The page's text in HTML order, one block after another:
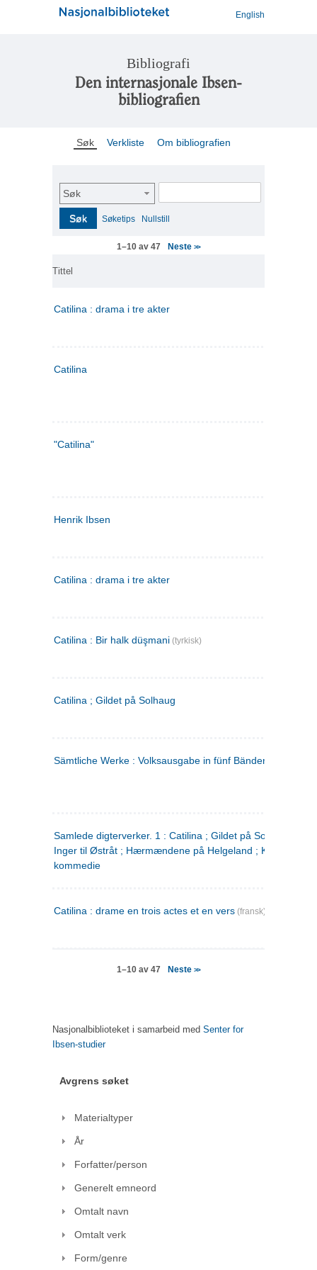
English
Bibliografi
Den internasjonale Ibsen-
bibliografien
Søk Verkliste Om bibliografien
Søk
Søk Søketips Nullstill
1–10 av 47 Neste>>
Tittel
Catilina : drama i tre akter
Catilina
"Catilina"
Henrik Ibsen
Catilina : drama i tre akter
Catilina : Bir halk düşmani (tyrkisk)
Catilina ; Gildet på Solhaug
Sämtliche Werke : Volksausgabe in fünf Bänden
Samlede digterverker. 1 : Catilina ; Gildet på Solhaug ; Fru
Inger til Østråt ; Hærmændene på Helgeland ;
kommedie
Catilina : drame en trois actes et en vers (fransk)
1–10 av 47 Neste>>
Nasjonalbiblioteket i samarbeid med Senter for
Ibsen-studier
Avgrens søket
Materialtyper
År
Forfatter/person
Generelt emneord
Omtalt navn
Omtalt verk
Form/genre